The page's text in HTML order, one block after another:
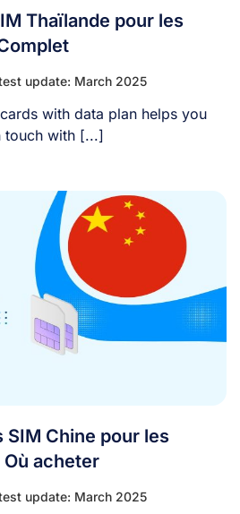
Thaïlande pour les
update: March 2025
with data plan helps you
touch with [...]
Chine pour les
acheter
update: March 2025